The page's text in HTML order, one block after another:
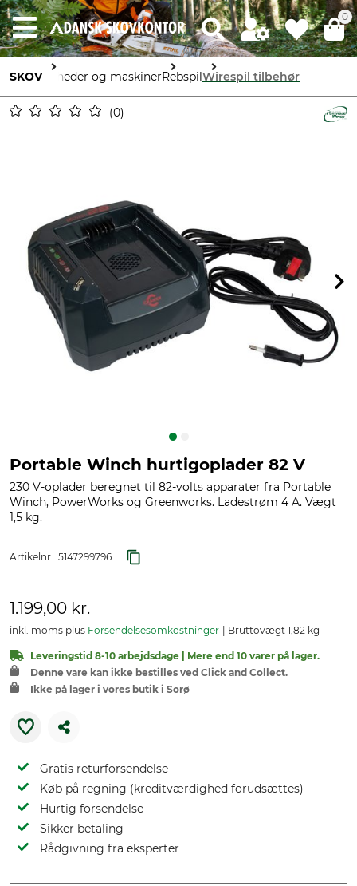
0
SKOV Enheder og maskinerRebspilWirespil tilbehør
0
Portable Winch hurtigoplader 82 V
230 V-oplader beregnet til 82-volts apparater fra Portable
Winch, PowerWorks og Greenworks. Ladestrøm 4 A. Vægt
1,5 kg.
Artikelnr.: 5147299796
1.199,00 kr.
inkl. moms plus Forsendelsesomkostninger Bruttovægt 1,82 kg
Leveringstid 8-10 arbejdsdage | Mere end 10 varer på lager.
Denne vare kan ikke bestilles ved Click and Collect.
Ikke på lager i vores butik i Sorø
Gratis returforsendelse
Køb på regning (kreditværdighed forudsættes)
Hurtig forsendelse
Sikker betaling
Rådgivning fra eksperter